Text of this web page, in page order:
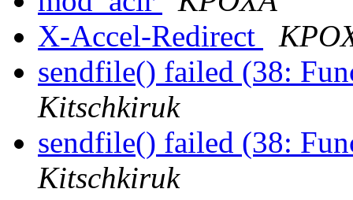
X-Accel-Redirect
sendfile() failed (38:
Kitschkiruk
sendfile() failed (38:
Kitschkiruk